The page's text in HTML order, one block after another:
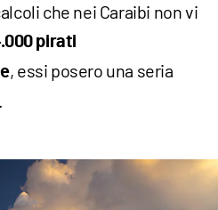
che nei Caraibi non vi
pirati
, essi posero una seria